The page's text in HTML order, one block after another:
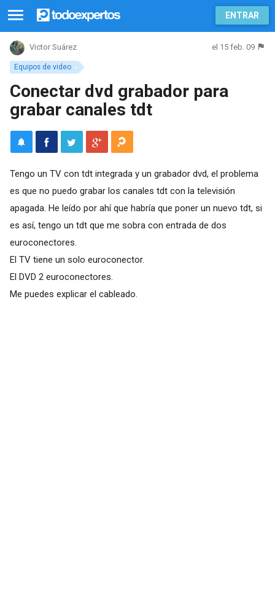
ENTRAR
Equipos de video
Victor Suárez el 15 feb. 09
Conectar dvd grabador para
grabar canales tdt
Tengo un TV con tdt integrada y un grabador dvd, el problema
es que no puedo grabar los canales tdt con la televisión
apagada. He leído por ahí que habría que poner un nuevo tdt, si
es así, tengo un tdt que me sobra con entrada de dos
euroconectores.
El TV tiene un solo euroconector.
El DVD 2 euroconectores.
Me puedes explicar el cableado.